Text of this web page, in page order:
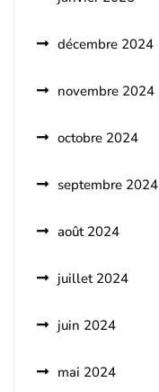
décembre 2024
novembre 2024
octobre 2024
septembre 2024
août 2024
juillet 2024
juin 2024
mai 2024